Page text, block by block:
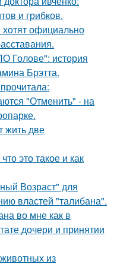
и грибков.
официально
Голове": история
Брэтта.
"Отменить" - на
жить две
это такое и как
Возраст" для
властей "талибана".
во мне как в
дочери и принятии
из